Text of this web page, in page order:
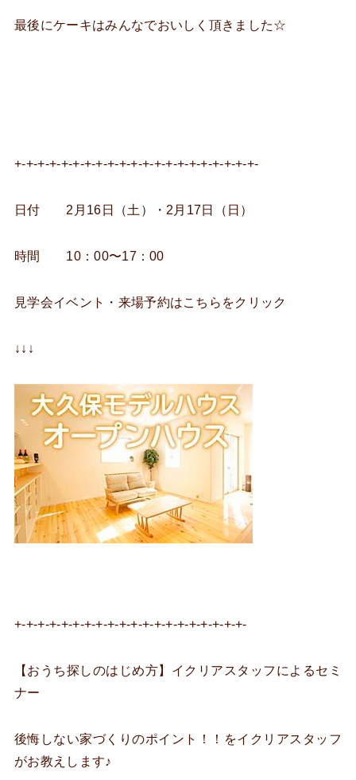
最後にケーキはみんなでおいしく頂きました☆
+-+-+-+-+-+-+-+-+-+-+-+-+-+-+-+-+-+-+-+-+-
日付 2月16日（土）・2月17日（日）
時間 10：00〜17：00
見学会イベント・来場予約はこちらをクリック
↓↓↓
+-+-+-+-+-+-+-+-+-+-+-+-+-+-+-+-+-+-+-+-
【おうち探しのはじめ方】イクリアスタッフによるセミ
ナー
後悔しない家づくりのポイント！！をイクリアスタッフ
がお教えします♪